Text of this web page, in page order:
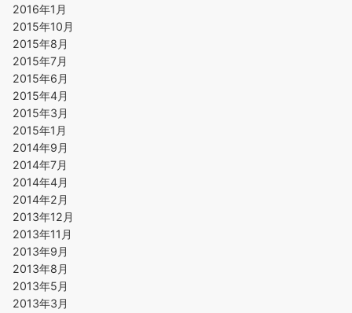
2016年1月
2015年10月
2015年8月
2015年7月
2015年6月
2015年4月
2015年3月
2015年1月
2014年9月
2014年7月
2014年4月
2014年2月
2013年12月
2013年11月
2013年9月
2013年8月
2013年5月
2013年3月